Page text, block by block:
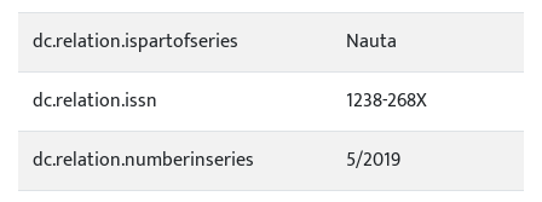
dc.relation.ispartofseries
Nauta
dc.relation.issn
1238-268X
dc.relation.numberinseries
5/2019